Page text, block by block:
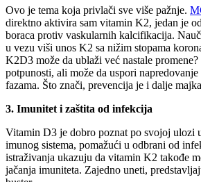
Ovo je tema koja privlači sve više pažnje.
direktno aktivira sam vitamin K2, jedan je
boraca protiv vaskularnih kalcifikacija.
u vezu viši unos K2 sa nižim stopama
K2D3 može da ublaži već nastale
potpunosti, ali može da uspori
fazama. Što znači, prevencija je i dalje
3. Imunitet i zaštita od infekcija
Vitamin D3 je dobro poznat po svojoj ulozi
imunog sistema, pomažući u odbrani od
istraživanja ukazuju da vitamin K2 takođe
jačanja imuniteta. Zajedno uneti,